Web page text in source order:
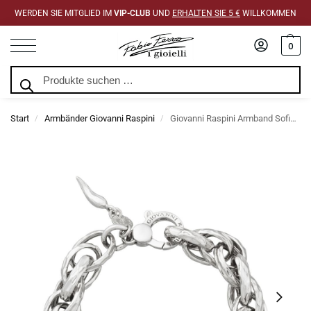
WERDEN SIE MITGLIED IM VIP-CLUB UND ERHALTEN SIE 5 € WILLKOMMEN
0
Start / Armbänder Giovanni Raspini / Giovanni Raspini Armband Sofia Ketten